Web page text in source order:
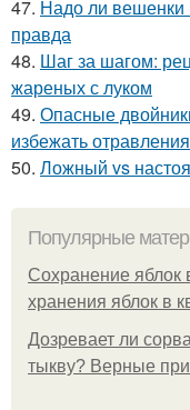
47. Надо ли
правда
48. Шаг за шагом:
жареных с луком
49. Опасные
избежать отравления
50. Ложный vs
Популярные
Сохранение
хранения яблок в
Дозревает ли
тыкву? Верные